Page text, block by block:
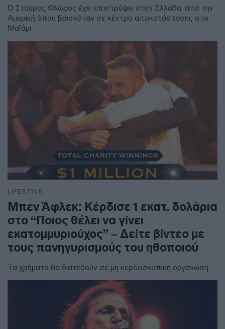
Ο Σταύρος Φλώρος έχει επιστρέψει στην Ελλάδα, από την
Αμερική όπου βρισκόταν σε κέντρο αποκατάστασης στο
Μαϊάμι
LIFESTYLE
Μπεν Άφλεκ: Κέρδισε 1 εκατ. δολάρια
στο “Ποιος θέλει να γίνει
εκατομμυριούχος” – Δείτε βίντεο με
τους πανηγυρισμούς του ηθοποιού
Τα χρήματα θα διατεθούν σε μη κερδοσκοπική οργάνωση